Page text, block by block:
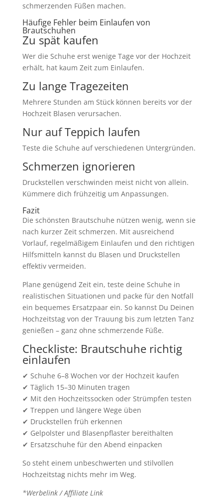
schmerzenden Füßen machen.
Häufige Fehler beim Einlaufen von
Brautschuhen
Zu spät kaufen
Wer die Schuhe erst wenige Tage vor der Hochzeit
erhält, hat kaum Zeit zum Einlaufen.
Zu lange Tragezeiten
Mehrere Stunden am Stück können bereits vor der
Hochzeit Blasen verursachen.
Nur auf Teppich laufen
Teste die Schuhe auf verschiedenen Untergründen.
Schmerzen ignorieren
Druckstellen verschwinden meist nicht von allein.
Kümmere dich frühzeitig um Anpassungen.
Fazit
Die schönsten Brautschuhe nützen wenig, wenn sie
nach kurzer Zeit schmerzen. Mit ausreichend
Vorlauf, regelmäßigem Einlaufen und den richtigen
Hilfsmitteln kannst du Blasen und Druckstellen
effektiv vermeiden.
Plane genügend Zeit ein, teste deine Schuhe in
realistischen Situationen und packe für den Notfall
ein bequemes Ersatzpaar ein. So kannst Du Deinen
Hochzeitstag von der Trauung bis zum letzten Tanz
genießen – ganz ohne schmerzende Füße.
Checkliste: Brautschuhe richtig
einlaufen
✔ Schuhe 6–8 Wochen vor der Hochzeit kaufen
✔ Täglich 15–30 Minuten tragen
✔ Mit den Hochzeitssocken oder Strümpfen testen
✔ Treppen und längere Wege üben
✔ Druckstellen früh erkennen
✔ Gelpolster und Blasenpflaster bereithalten
✔ Ersatzschuhe für den Abend einpacken
So steht einem unbeschwerten und stilvollen
Hochzeitstag nichts mehr im Weg.
*Werbelink / Affiliate Link